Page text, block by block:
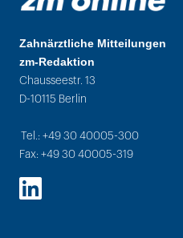
Zahnärztliche Mitteilungen
zm-Redaktion
Chausseestr. 13
D-10115 Berlin
Tel.: +49 30 40005-300
Fax: +49 30 40005-319
LinkedIn